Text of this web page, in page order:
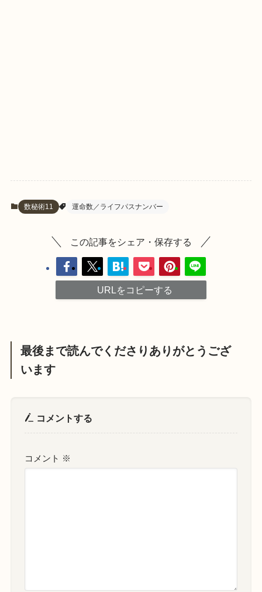
数秘術11 運命数／ライフパスナンバー
この記事をシェア・保存する
URLをコピーする
最後まで読んでくださりありがとうござ
います
コメントする
コメント ※